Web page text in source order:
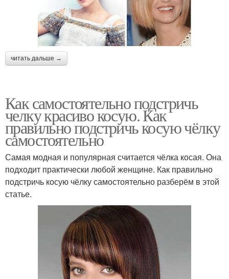
читать дальше →
Как самостоятельно подстричь
челку красиво косую. Как
правильно подстричь косую чёлку
самостоятельно
Самая модная и популярная считается чёлка косая. Она
подходит практически любой женщине. Как правильно
подстричь косую чёлку самостоятельно разберём в этой
статье.